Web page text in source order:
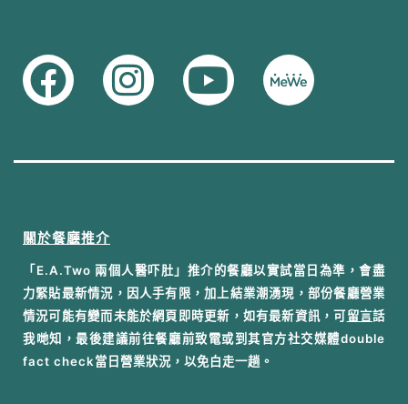
關於餐廳推介
「E.A.Two 兩個人醫吓肚」推介的餐廳以實試當日為準，會盡
力緊貼最新情況，因人手有限，加上結業潮湧現，部份餐廳營業
情況可能有變而未能於網頁即時更新，如有最新資訊，可留言話
我哋知，最後建議前往餐廳前致電或到其官方社交媒體double
fact check當日營業狀況，以免白走一趟。